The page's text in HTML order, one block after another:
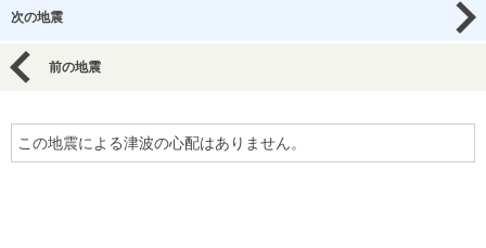
次の地震
前の地震
この地震による津波の心配はありません。